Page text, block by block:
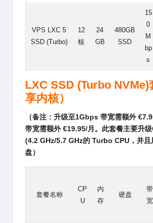
VPS LXC 5
SSD (Turbo)
12
核
24
GB
480GB
SSD
15
0
M
bp
s
LXC SSD (Turbo NVMe)
享内核）
（备注：升级至1Gbps 带宽需额外
带宽需额外 €19.95/月。此套餐主要升
(4.2 GHz/5.7 GHz的 Turbo CPU，并且
盘）
套餐名称
CP
U
内
存
硬盘
带
宽